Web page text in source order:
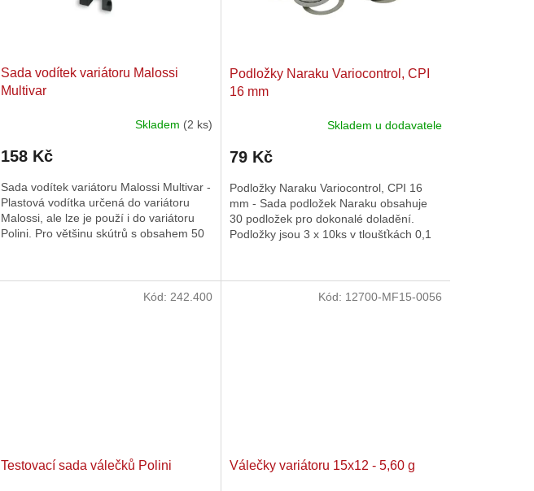
Sada vodítek variátoru Malossi
Multivar
Skladem (2 ks)
158 Kč
Sada vodítek variátoru Malossi Multivar -
Plastová vodítka určená do variátoru
Malossi, ale lze je použí i do variátoru
Polini. Pro většinu skútrů s obsahem 50
Podložky Naraku Variocontrol, CPI
16 mm
Skladem u dodavatele
79 Kč
Podložky Naraku Variocontrol, CPI 16
mm - Sada podložek Naraku obsahuje
30 podložek pro dokonalé doladění.
Podložky jsou 3 x 10ks v tloušťkách 0,1
Testovací sada válečků Polini
Kód: 242.400
Válečky variátoru 15x12 - 5,60 g
Kód: 12700-MF15-0056